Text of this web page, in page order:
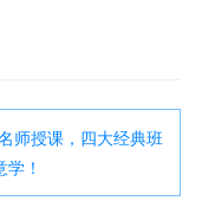
师授课，四大经典班
！